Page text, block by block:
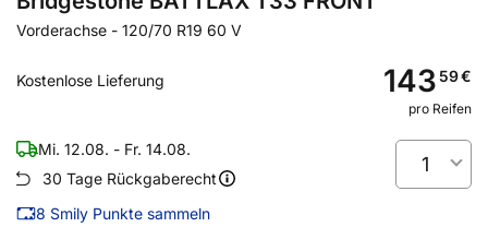
Vorderachse - 120/70 R19 60 V
Kostenlose Lieferung 14359€
pro Reifen
Mi. 12.08. - Fr. 14.08.
30 Tage Rückgaberecht
8 Smily Punkte sammeln
1